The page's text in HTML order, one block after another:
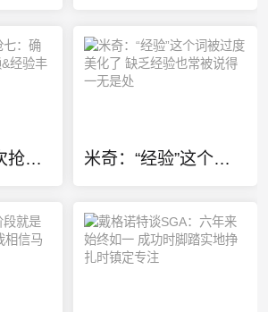
米奇谈生涯首次抢七：确实有向一些值得信赖&经验丰富的人请教 米奇：“经验”这个词被过度美化了 缺乏经验也常被说得一无是处